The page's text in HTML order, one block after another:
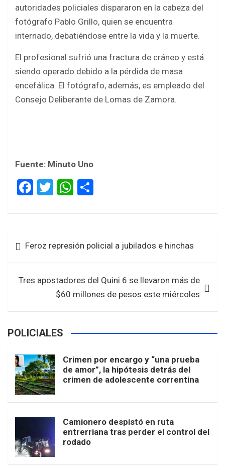
autoridades policiales dispararon en la cabeza del
fotógrafo Pablo Grillo, quien se encuentra
internado, debatiéndose entre la vida y la muerte.
El profesional sufrió una fractura de cráneo y está
siendo operado debido a la pérdida de masa
encefálica. El fotógrafo, además, es empleado del
Consejo Deliberante de Lomas de Zamora.
Fuente: Minuto Uno
F
ce
o
o
k
T
tt
W
at
A
p
p
ar
de
entradas
Feroz represión policial a jubilados e hinchas
Tres apostadores del Quini 6 se llevaron más de
$60 millones de pesos este miércoles
POLICIALES
Crimen por encargo y “una prueba
de amor”, la hipótesis detrás del
crimen de adolescente correntina
Camionero despistó en ruta
entrerriana tras perder el control del
rodado